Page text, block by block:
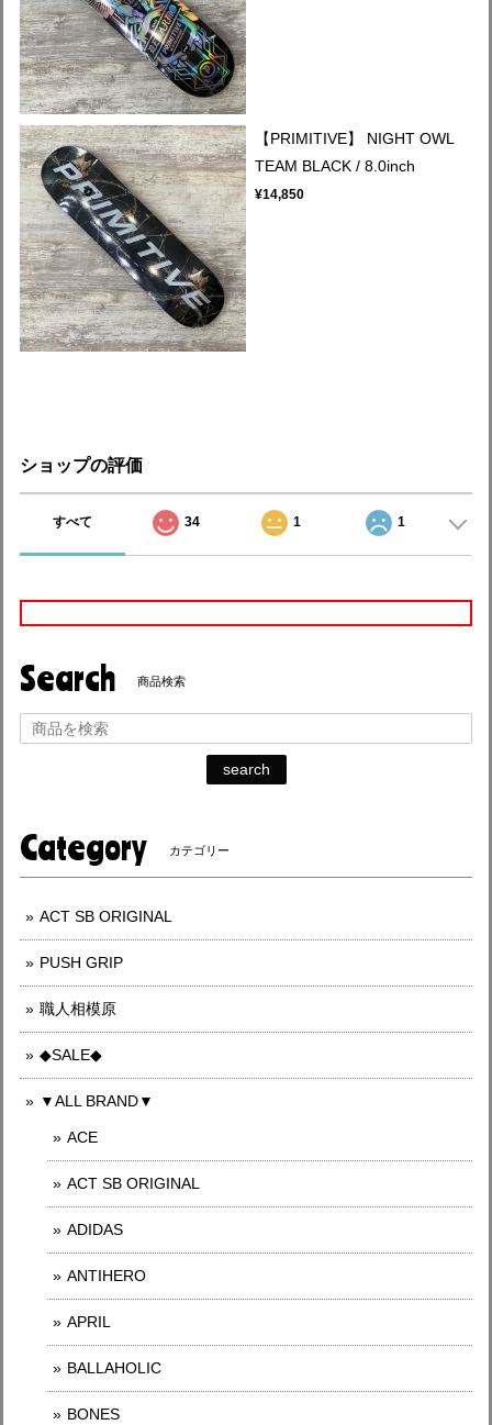
【PRIMITIVE】 NIGHT OWL
TEAM BLACK / 8.0inch
¥14,850
ショップの評価
すべて 34 1 1
Search 商品検索
search
Category カテゴリー
ACT SB ORIGINAL
PUSH GRIP
職人相模原
◆SALE◆
▼ALL BRAND▼
ACE
ACT SB ORIGINAL
ADIDAS
ANTIHERO
APRIL
BALLAHOLIC
BONES